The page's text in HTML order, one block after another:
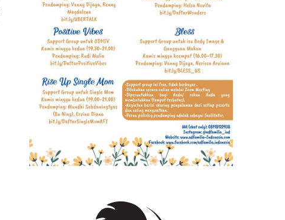
PENGABDIAN MASYARAKAT DI
INDRAMAYU,...